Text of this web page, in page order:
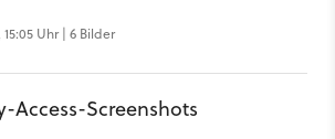
Uhr | 6 Bilder
Access-Screenshots